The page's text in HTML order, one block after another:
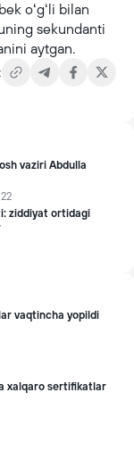
oʻgʻli bilan
sekundanti
aytgan.
vaziri Abdulla
ziddiyat ortidagi
vaqtincha yopildi
xalqaro sertifikatlar